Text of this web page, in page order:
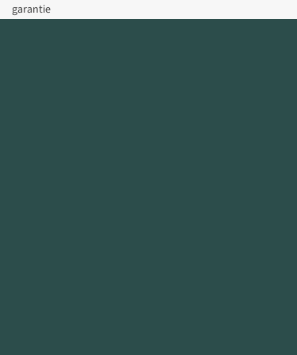
garantie